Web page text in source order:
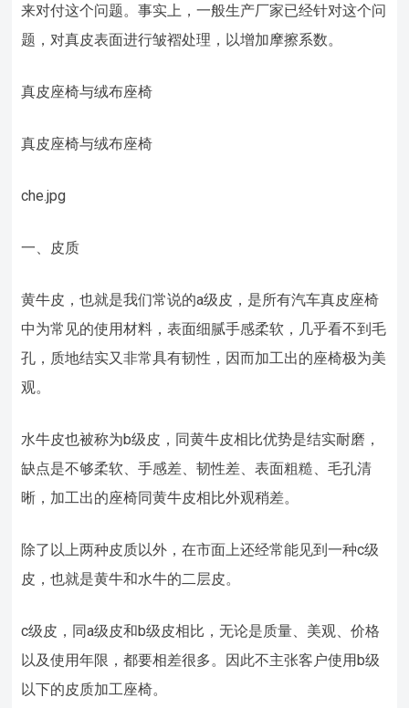
来对付这个问题。事实上，一般生产厂家已经针对这个问
题，对真皮表面进行皱褶处理，以增加摩擦系数。
真皮座椅与绒布座椅
真皮座椅与绒布座椅
che.jpg
一、皮质
黄牛皮，也就是我们常说的a级皮，是所有汽车真皮座椅
中为常见的使用材料，表面细腻手感柔软，几乎看不到毛
孔，质地结实又非常具有韧性，因而加工出的座椅极为美
观。
水牛皮也被称为b级皮，同黄牛皮相比优势是结实耐磨，
缺点是不够柔软、手感差、韧性差、表面粗糙、毛孔清
晰，加工出的座椅同黄牛皮相比外观稍差。
除了以上两种皮质以外，在市面上还经常能见到一种c级
皮，也就是黄牛和水牛的二层皮。
c级皮，同a级皮和b级皮相比，无论是质量、美观、价格
以及使用年限，都要相差很多。因此不主张客户使用b级
以下的皮质加工座椅。